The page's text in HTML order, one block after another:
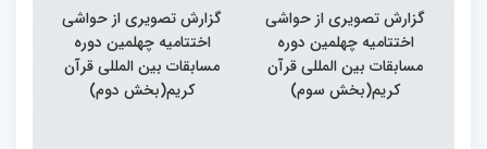
گزارش تصویری از حواشی
اختتامیه چهلمین دوره
مسابقات بین المللی قرآن
کریم(بخش سوم)
گزارش تصویری از حواشی
اختتامیه چهلمین دوره
مسابقات بین المللی قرآن
کریم(بخش دوم)